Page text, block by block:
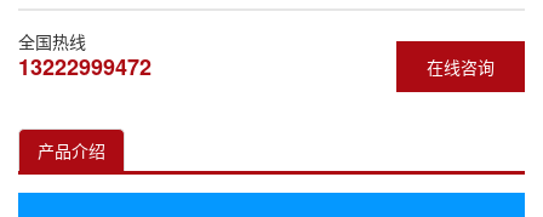
在线咨询
全国热线
13222999472
产品介绍